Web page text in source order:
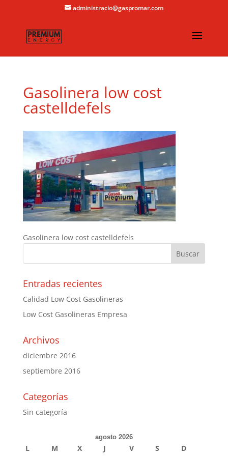
administracio@gaspromar.com
Gasolinera low cost
castelldefels
Gasolinera low cost castelldefels
Entradas recientes
Calidad Low Cost Gasolineras
Low Cost Gasolineras Empresa
Archivos
diciembre 2016
septiembre 2016
Categorías
Sin categoría
agosto 2026
L M X J V S D